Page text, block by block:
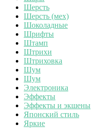
Шерсть
Шерсть (мех)
Шоколадные
Шрифты
Штамп
Штрихи
Штриховка
Шум
Шум
Электроника
Эффекты
Эффекты и экшены
Японский стиль
Яркие